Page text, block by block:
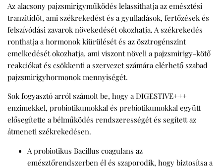
Az alacsony pajzsmirigyműködés lelassíthatja az emésztési
tranzitidőt, ami székrekedést és a gyulladások, fertőzések és
felszívódási zavarok növekedését okozhatja. A székrekedés
ronthatja a hormonok kiürülését és az ösztrogénszint
emelkedését okozhatja, ami viszont növeli a pajzsmirigy-kötő
reakciókat és csökkenti a szervezet számára elérhető szabad
pajzsmirigyhormonok mennyiségét.
Sok fogyasztó arról számolt be, hogy aDIGESTIVE+++
enzimekkel, probiotikumokkal és prebiotikumokkal együtt
elősegítette a bélműködés rendszerességét és segített az
átmeneti székrekedésen.
A probiotikus Bacillus coagulans az
emésztőrendszerben él és szaporodik, hogy biztosítsa a